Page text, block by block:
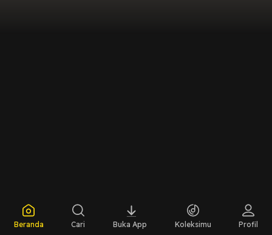
Beranda Cari Buka App Koleksimu Profil